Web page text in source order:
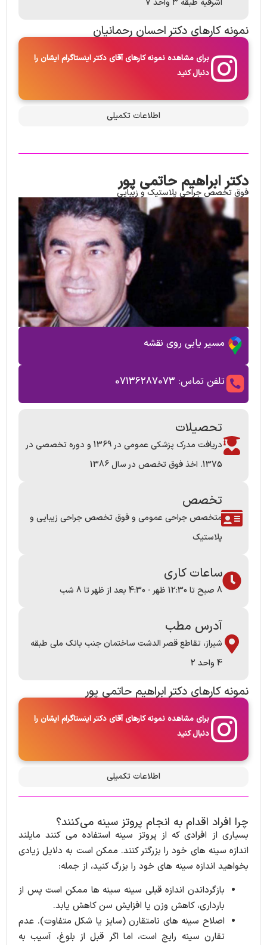
اشرفیه طبقه ۳ واحد ۷
نمونه کارها​ی دکتر احسان رحمانیان
برای مشاهده نمونه کارهای آقای دکتر اینستاگرام ایشان را
دنبال کنید
اطلاعات تکمیلی
دکتر ابراهیم حاتمی پور
فوق تخصص جراحی پلاستیک و زیبایی
مسیر یابی روی نقشه
تلفن تماس: 07136287073
تحصیلات
دریافت مدرک پزشکی عمومی در 1369 و دوره تخصصی در
1375. اخذ فوق تخصص در سال 1386
تخصص
متخصص جراحی عمومی و فوق تخصص جراحی زیبایی و
پلاستیک
ساعات کاری
8 صبح تا 12:30 ظهر - 4:30 بعد از ظهر تا 8 شب
آدرس مطب
شیراز، تقاطع قصر الدشت ساختمان جنب بانک ملی طبقه
4 واحد 2
نمونه کارها​ی دکتر ابراهیم حاتمی پور​
برای مشاهده نمونه کارهای آقای دکتر اینستاگرام ایشان را
دنبال کنید
اطلاعات تکمیلی
چرا افراد اقدام به انجام پروتز سینه می‌کنند؟
بسیاری از افرادی که از پروتز سینه استفاده می کنند مایلند
اندازه سینه های خود را بزرگتر کنند. ممکن است به دلایل زیادی
بخواهید اندازه سینه های خود را بزرگ کنید، از جمله:
بازگرداندن اندازه قبلی سینه سینه ها ممکن است پس از
بارداری، کاهش وزن یا افزایش سن کاهش یابد.
اصلاح سینه های نامتقارن (سایز یا شکل متفاوت). عدم
تقارن سینه رایج است، اما اگر قبل از بلوغ، آسیب به